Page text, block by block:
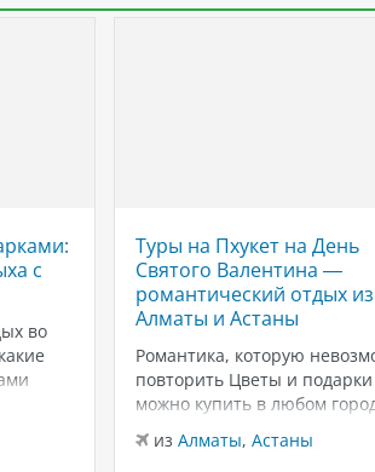
с
во
Туры на Пхукет на День
Святого Валентина —
романтический отдых из
Алматы и Астаны
Романтика, которую
повторить Цветы и подарки
можно купить в любом
вот тёплый песок, закаты у
Андаманского моря и
изАлматы,Астаны